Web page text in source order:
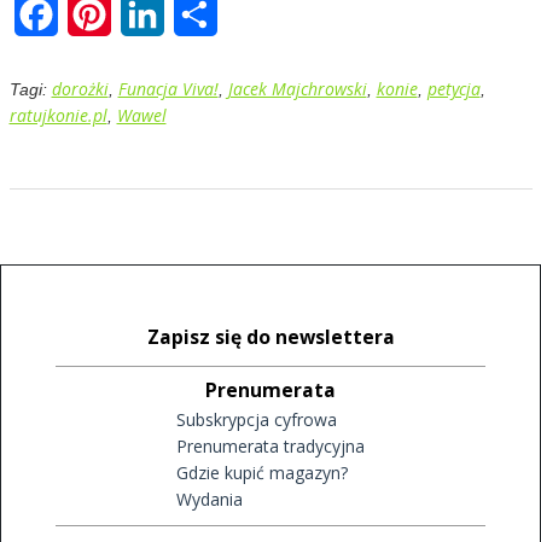
FacebookPinterestLinkedIn
Tagi: dorożki, Funacja Viva!, Jacek Majchrowski, konie, petycja,
ratujkonie.pl, Wawel
Zapisz się do newslettera
Prenumerata
Subskrypcja cyfrowa
Prenumerata tradycyjna
Gdzie kupić magazyn?
Wydania